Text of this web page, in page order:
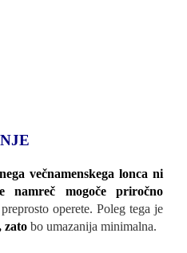
večnamenskega lonca ni
namreč mogoče priročno
operete. Poleg tega je
zato bo umazanija minimalna.